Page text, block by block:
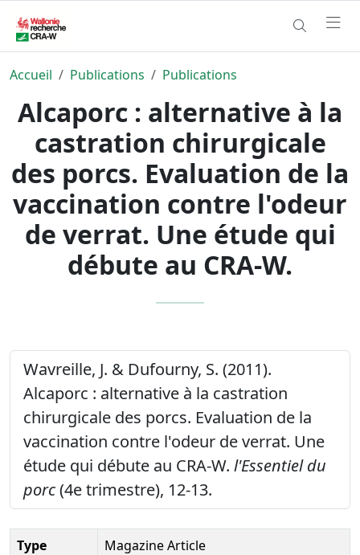
Accueil Publications Publications
Alcaporc : alternative à la
castration chirurgicale
des porcs. Evaluation de la
vaccination contre l'odeur
de verrat. Une étude qui
débute au CRA-W.
Wavreille, J. & Dufourny, S. (2011).
Alcaporc : alternative à la castration
chirurgicale des porcs. Evaluation de la
vaccination contre l'odeur de verrat. Une
étude qui débute au CRA-W. l'Essentiel du
porc(4e trimestre), 12-13.
Type
Magazine Article